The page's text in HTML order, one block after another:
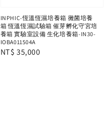
INPHIC-恆溫恆濕培養箱 黴菌培養
箱 恆溫恆濕試驗箱 催芽孵化守宮培
養箱 實驗室設備 生化培養箱-IN30-
IOBA011504A
Regular
NT$ 35,000